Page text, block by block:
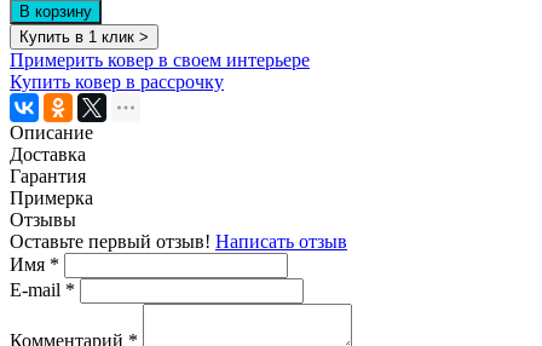
В корзину
Купить в 1 клик >
Примерить ковер в своем интерьере
Купить ковер в рассрочку
Описание
Доставка
Гарантия
Примерка
Отзывы
Оставьте первый отзыв! Написать отзыв
Имя *
E-mail *
Комментарий *